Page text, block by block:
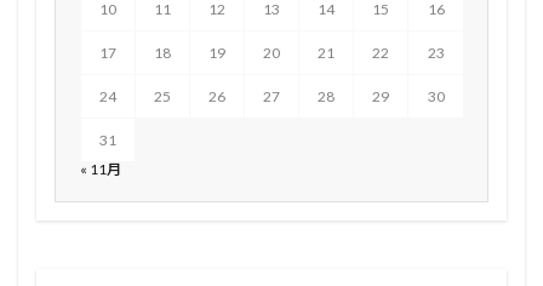
10 11 12 13 14 15 16
17 18 19 20 21 22 23
24 25 26 27 28 29 30
31
« 11月